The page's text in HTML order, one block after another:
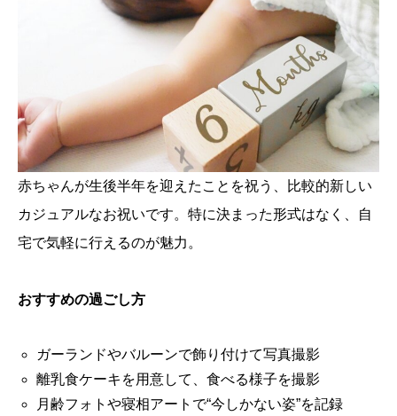
赤ちゃんが生後半年を迎えたことを祝う、比較的新しい
カジュアルなお祝いです。特に決まった形式はなく、自
宅で気軽に行えるのが魅力。
おすすめの過ごし方
ガーランドやバルーンで飾り付けて写真撮影
離乳食ケーキを用意して、食べる様子を撮影
月齢フォトや寝相アートで“今しかない姿”を記録